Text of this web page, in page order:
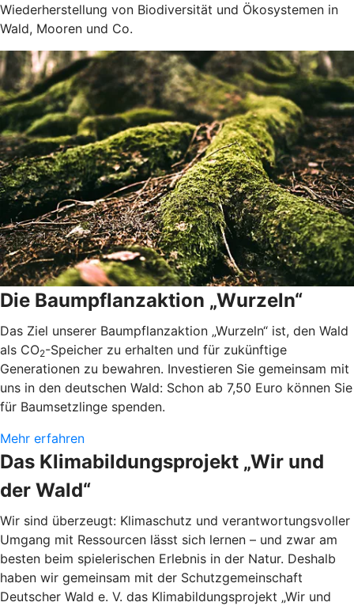
Wiederherstellung von Biodiversität und Ökosystemen in
Wald, Mooren und Co.
Die Baumpflanzaktion „Wurzeln“
Das Ziel unserer Baumpflanzaktion „Wurzeln“ ist, den Wald
als CO2-Speicher zu erhalten und für zukünftige
Generationen zu bewahren. Investieren Sie gemeinsam mit
uns in den deutschen Wald: Schon ab 7,50 Euro können Sie
für Baumsetzlinge spenden.
Mehr erfahren
Das Klimabildungsprojekt „Wir und
der Wald“
Wir sind überzeugt: Klimaschutz und verantwortungsvoller
Umgang mit Ressourcen lässt sich lernen – und zwar am
besten beim spielerischen Erlebnis in der Natur. Deshalb
haben wir gemeinsam mit der Schutzgemeinschaft
Deutscher Wald e. V. das Klimabildungsprojekt „Wir und